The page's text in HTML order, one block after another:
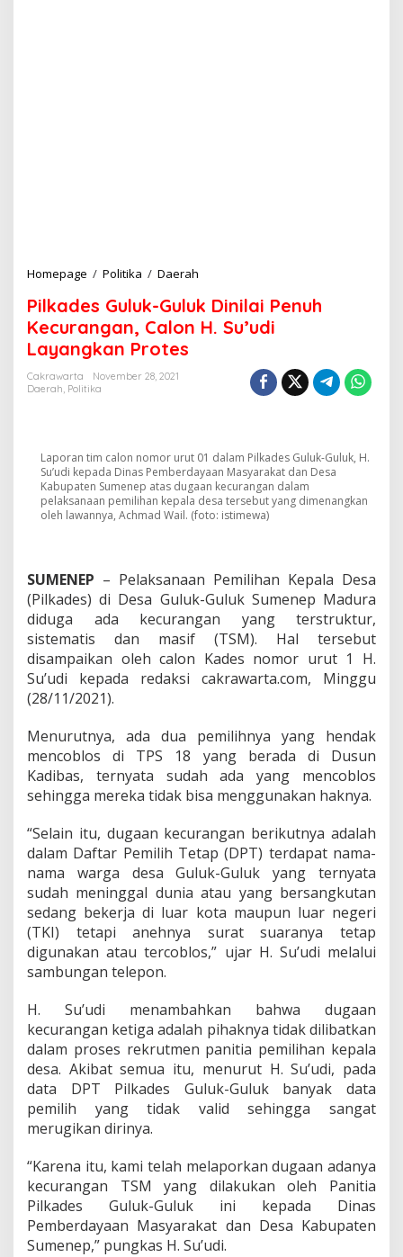
Homepage / Politika / Daerah
l
k
a
u
k
-
G
u
D
i
n
i
a
u
h
K
e
r
a
n
g
n
C
o
n
H
S
u
'
u
L
n
g
Pilkades Guluk-Guluk Dinilai Penuh
Kecurangan, Calon H. Su’udi
Layangkan Protes
Cakrawarta
November 28, 2021
Daerah, Politika
Laporan tim calon nomor urut 01 dalam Pilkades Guluk-Guluk, H.
Su’udi kepada Dinas Pemberdayaan Masyarakat dan Desa
Kabupaten Sumenep atas dugaan kecurangan dalam
pelaksanaan pemilihan kepala desa tersebut yang dimenangkan
oleh lawannya, Achmad Wail. (foto: istimewa)
SUMENEP – Pelaksanaan Pemilihan Kepala Desa
(Pilkades) di Desa Guluk-Guluk Sumenep Madura
diduga ada kecurangan yang terstruktur,
sistematis dan masif (TSM). Hal tersebut
disampaikan oleh calon Kades nomor urut 1 H.
Su’udi kepada redaksi cakrawarta.com, Minggu
(28/11/2021).
Menurutnya, ada dua pemilihnya yang hendak
mencoblos di TPS 18 yang berada di Dusun
Kadibas, ternyata sudah ada yang mencoblos
sehingga mereka tidak bisa menggunakan haknya.
“Selain itu, dugaan kecurangan berikutnya adalah
dalam Daftar Pemilih Tetap (DPT) terdapat nama-
nama warga desa Guluk-Guluk yang ternyata
sudah meninggal dunia atau yang bersangkutan
sedang bekerja di luar kota maupun luar negeri
(TKI) tetapi anehnya surat suaranya tetap
digunakan atau tercoblos,” ujar H. Su’udi melalui
sambungan telepon.
H. Su’udi menambahkan bahwa dugaan
kecurangan ketiga adalah pihaknya tidak dilibatkan
dalam proses rekrutmen panitia pemilihan kepala
desa. Akibat semua itu, menurut H. Su’udi, pada
data DPT Pilkades Guluk-Guluk banyak data
pemilih yang tidak valid sehingga sangat
merugikan dirinya.
“Karena itu, kami telah melaporkan dugaan adanya
kecurangan TSM yang dilakukan oleh Panitia
Pilkades Guluk-Guluk ini kepada Dinas
Pemberdayaan Masyarakat dan Desa Kabupaten
Sumenep,” pungkas H. Su’udi.